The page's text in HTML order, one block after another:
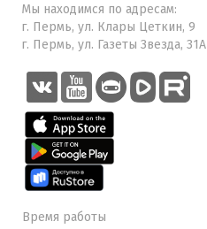
Мы находимся по адресам:
г. Пермь, ул. Клары Цеткин, 9
г. Пермь, ул. Газеты Звезда, 31А
Время работы